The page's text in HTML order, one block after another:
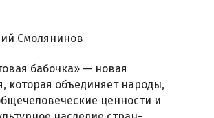
Смолянинов
бабочка» — новая
которая объединяет народы,
ценности и